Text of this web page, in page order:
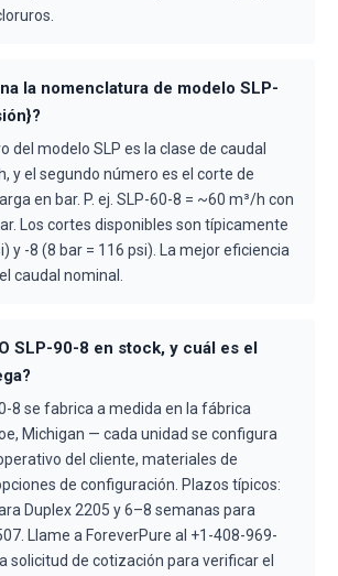
la nomenclatura de modelo SLP-
del modelo SLP es la clase de caudal
y el segundo número es el corte de
en bar. P. ej. SLP-60-8 = ~60 m³/h con
Los cortes disponibles son típicamente
y -8 (8 bar = 116 psi). La mejor eficiencia
caudal nominal.
SLP-90-8 en stock, y cuál es el
8 se fabrica a medida en la fábrica
Michigan — cada unidad se configura
del cliente, materiales de
de configuración. Plazos típicos:
Duplex 2205 y 6–8 semanas para
Llame a ForeverPure al +1-408-969-
solicitud de cotización para verificar el